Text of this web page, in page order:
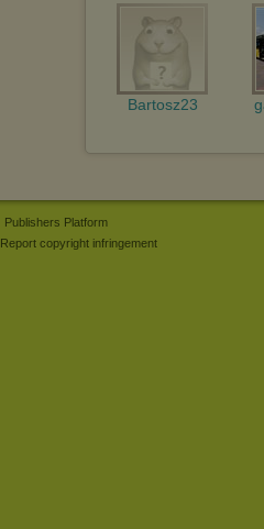
Bartosz23
Publishers Platform
Report copyright infringement